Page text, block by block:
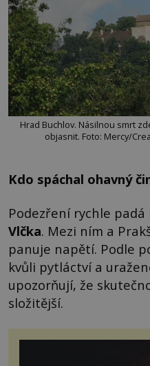
Hrad Buchlov. Násilnou smrt
objasnit. Foto: Mercy/
Kdo spáchal ohavný
Podezření rychle
Vlčka. Mezi ním a
panuje napětí. Podle
kvůli pytláctví a
upozorňují, že
složitější.